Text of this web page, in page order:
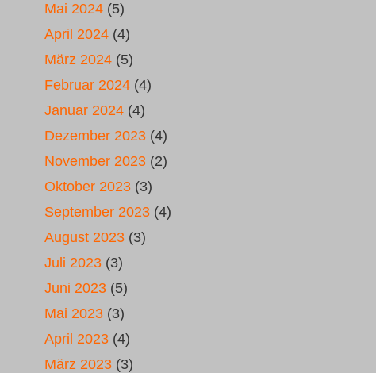
Mai 2024 (5)
April 2024 (4)
März 2024 (5)
Februar 2024 (4)
Januar 2024 (4)
Dezember 2023 (4)
November 2023 (2)
Oktober 2023 (3)
September 2023 (4)
August 2023 (3)
Juli 2023 (3)
Juni 2023 (5)
Mai 2023 (3)
April 2023 (4)
März 2023 (3)